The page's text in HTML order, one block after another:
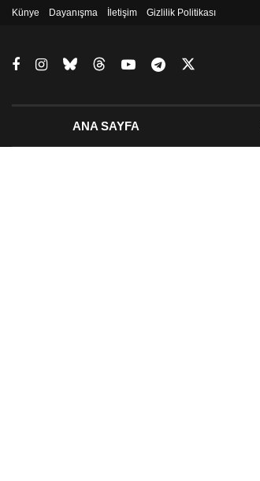
Künye Dayanışma İletişim Gizlilik Politikası
ANA SAYFA